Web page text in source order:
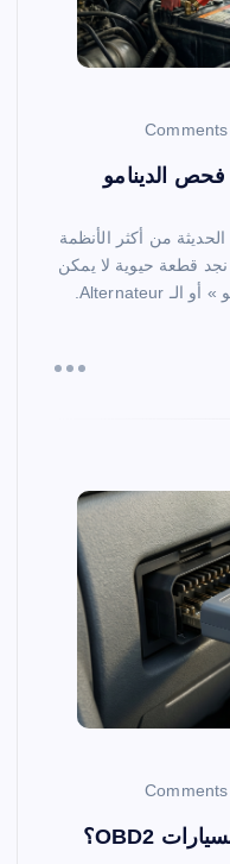
فحص الدينامو
من أكثر الأنظمة
قطعة حيوية لا يمكن
كيفية استخدام جهاز فحص السيارات OBD2؟